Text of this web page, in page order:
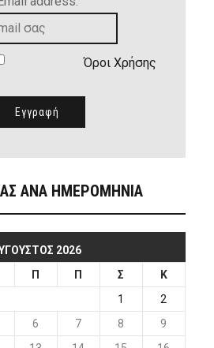
Όροι Χρήσης
ΑΝΑ ΗΜΕΡΟΜΗΝΙΑ
2026
Π Π Σ
Κ
1
2
6 7 8
9